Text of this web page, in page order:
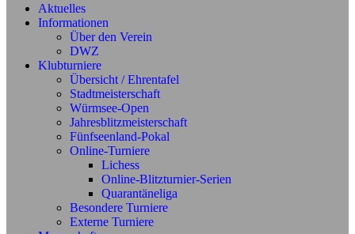
Aktuelles
Informationen
Über den Verein
DWZ
Klubturniere
Übersicht / Ehrentafel
Stadtmeisterschaft
Würmsee-Open
Jahresblitzmeisterschaft
Fünfseenland-Pokal
Online-Turniere
Lichess
Online-Blitzturnier-Serien
Quarantäneliga
Besondere Turniere
Externe Turniere